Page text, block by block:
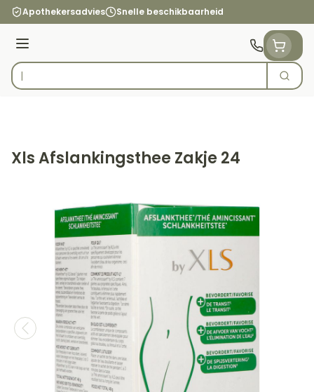
Ga naar de inhoud
Apothekersadvies Snelle beschikbaarheid
Menu
Product, merk, categorie...
Zoek
Xls Afslankingsthee Zakje 24